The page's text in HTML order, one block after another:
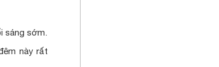
sáng sớm.
này rất